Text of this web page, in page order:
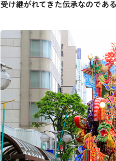
受け継がれてきた伝承なのである